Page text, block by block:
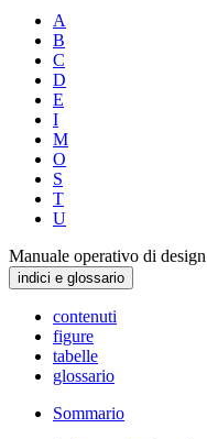
A
B
C
D
E
I
M
O
S
T
U
Manuale operativo di design
indici e glossario
contenuti
figure
tabelle
glossario
Sommario